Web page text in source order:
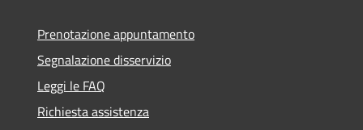
Prenotazione appuntamento
Segnalazione disservizio
Leggi le FAQ
Richiesta assistenza